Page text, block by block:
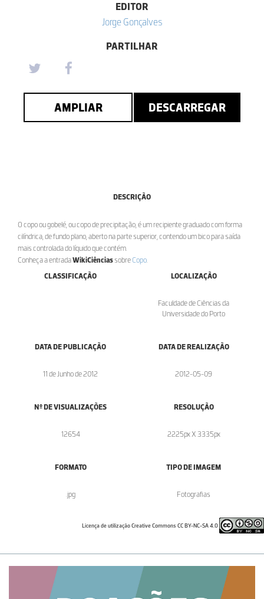
EDITOR
Jorge Gonçalves
PARTILHAR
AMPLIAR DESCARREGAR
DESCRIÇÃO
O copo ou gobelé, ou copo de precipitação, é um recipiente graduado com forma
cilíndrica, de fundo plano, aberto na parte superior, contendo um bico para saída
mais controlada do líquido que contém.
Conheça a entradaWikiCiências sobreCopo.
CLASSIFICAÇÃO
LOCALIZAÇÃO
Faculdade de Ciências da
Universidade do Porto
DATA DE PUBLICAÇÃO
11 de Junho de 2012
DATA DE REALIZAÇÃO
2012-05-09
Nº DE VISUALIZAÇÕES
12654
RESOLUÇÃO
2225px X 3335px
FORMATO
.jpg
TIPO DE IMAGEM
Fotografias
Licença de utilização Creative Commons CC BY-NC-SA 4.0